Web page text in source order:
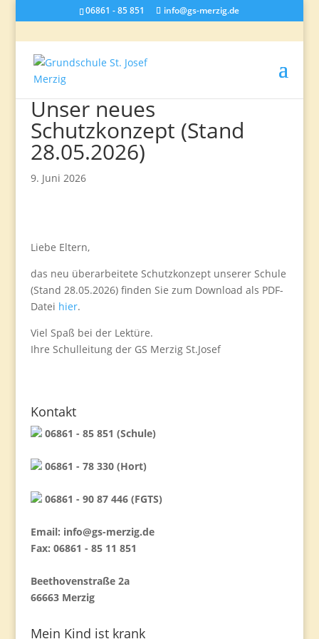
06861 - 85 851 info@gs-merzig.de
Unser neues
Schutzkonzept (Stand
28.05.2026)
9. Juni 2026
Liebe Eltern,
das neu überarbeitete Schutzkonzept unserer Schule
(Stand 28.05.2026) finden Sie zum Download als PDF-
Datei hier.
Viel Spaß bei der Lektüre.
Ihre Schulleitung der GS Merzig St.Josef
Kontakt
06861 - 85 851 (Schule)
06861 - 78 330 (Hort)
06861 - 90 87 446 (FGTS)
Email: info@gs-merzig.de
Fax: 06861 - 85 11 851
Beethovenstraße 2a
66663 Merzig
Mein Kind ist krank